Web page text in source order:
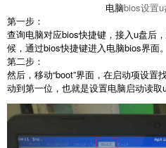
电脑bios设置
第一步：
查询电脑对应bios快捷键，接入u盘后
候，通过bios快捷键进入电脑bios界面。
第二步：
然后，移动“boot”界面，在启动项设置
动到第一位，也就是设置电脑启动读取u